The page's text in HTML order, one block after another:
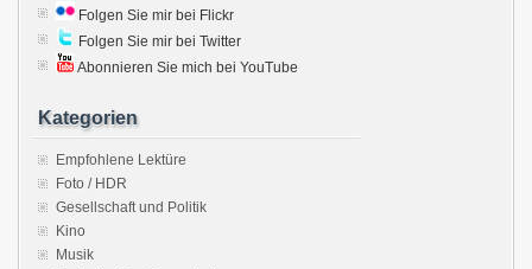
Folgen Sie mir bei Flickr
Folgen Sie mir bei Twitter
Abonnieren Sie mich bei YouTube
Kategorien
Empfohlene Lektüre
Foto / HDR
Gesellschaft und Politik
Kino
Musik